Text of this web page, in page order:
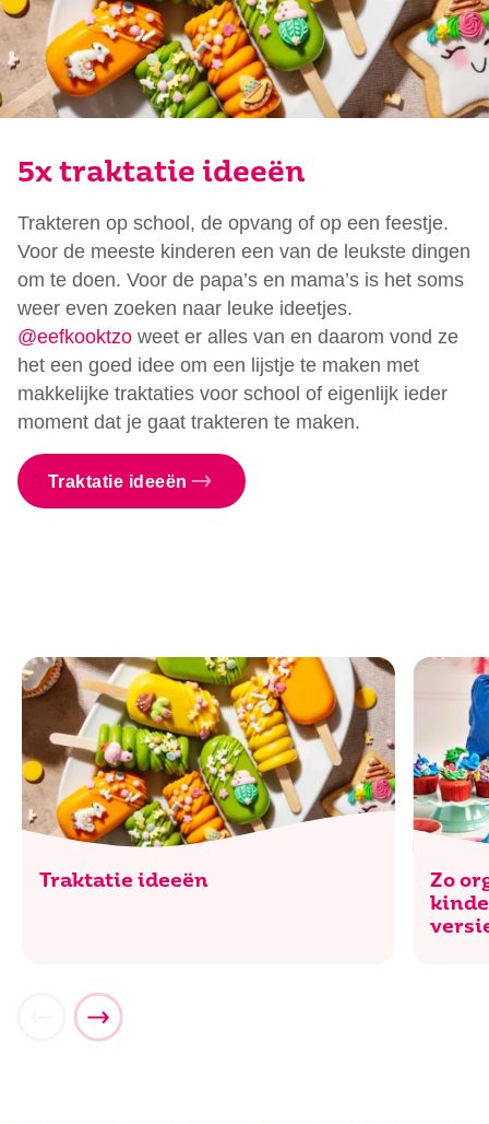
5x traktatie ideeën
Trakteren op school, de opvang of op een feestje.
Voor de meeste kinderen een van de leukste dingen
om te doen. Voor de papa’s en mama’s is het soms
weer even zoeken naar leuke ideetjes.
@eefkooktzo weet er alles van en daarom vond ze
het een goed idee om een lijstje te maken met
makkelijke traktaties voor school of eigenlijk ieder
moment dat je gaat trakteren te maken.
Traktatie ideeën
Traktatie ideeën
Zo